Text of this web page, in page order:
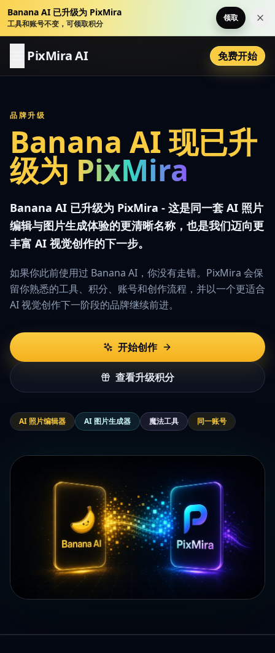
Banana AI 已升级为 PixMira
工具和账号不变，可领取积分
领取 关
PixMira AI 免费开始
品牌升级
Banana AI 现已升
级为 PixMira
Banana AI 已升级为 PixMira - 这是同一套 AI 照片
编辑与图片生成体验的更清晰名称，也是我们迈向更
丰富 AI 视觉创作的下一步。
如果你此前使用过 Banana AI，你没有走错。PixMira 会保
留你熟悉的工具、积分、账号和创作流程，并以一个更适合
AI 视觉创作下一阶段的品牌继续前进。
开始创作
查看升级积分
AI 照片编辑器 AI 图片生成器 魔法工具 同一账号